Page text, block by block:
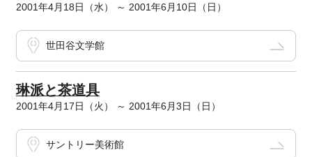
2001年4月18日（水） ～ 2001年6月10日（日）
世田谷文学館
琳派と茶道具
2001年4月17日（火） ～ 2001年6月3日（日）
サントリー美術館